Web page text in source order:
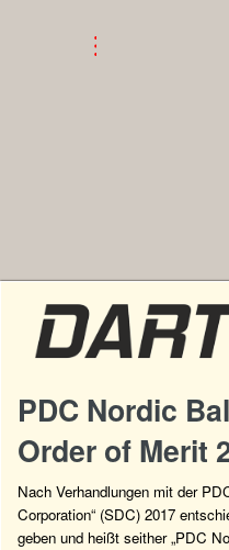
PDC Nordic
Order of Merit
Nach Verhandlungen mit der
Corporation“ (SDC) 2017
geben und heißt seither „PDC